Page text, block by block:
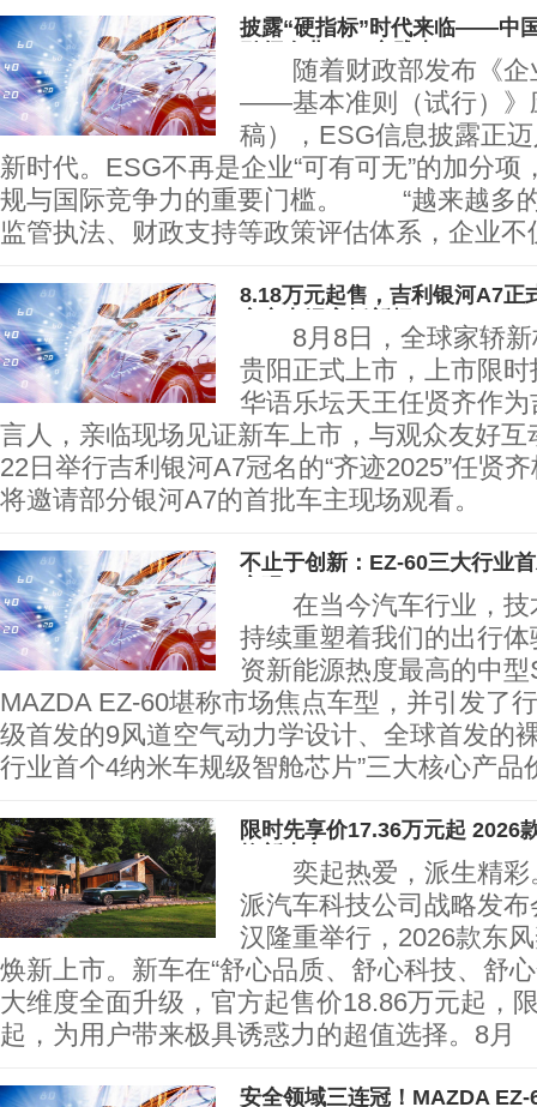
披露“硬指标”时代来临——中
引领企业ESG实践走
随着财政部发布《企
——基本准则（试行）》
稿），ESG信息披露正
新时代。ESG不再是企业“可有可无”的加分项
规与国际竞争力的重要门槛。 “越来越多
监管执法、财政支持等政策评估体系，企业不
8.18万元起售，吉利银河A7正
8月8日，全球家轿新
贵阳正式上市，上市限
华语乐坛天王任贤齐作
言人，亲临现场见证新车上市，与观众友好
22日举行吉利银河A7冠名的“齐迹2025”任贤
将邀请部分银河A7的首批车主现场观看。
不止于创新：EZ-60三大行业
在当今汽车行业，技
持续重塑着我们的出行
资新能源热度最高的中
MAZDA EZ-60堪称市场焦点车型，并引发了
级首发的9风道空气动力学设计、全球首发的
行业首个4纳米车规级智舱芯片”三大核心产品
限时先享价17.36万元起 2026
焕新上市
奕起热爱，派生精彩
派汽车科技公司战略发
汉隆重举行，2026款东
焕新上市。新车在“舒心品质、舒心科技、舒
大维度全面升级，官方起售价18.86万元起，
起，为用户带来极具诱惑力的超值选择。8月
安全领域三连冠！MAZDA